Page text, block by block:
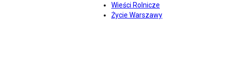
Wieści Rolnicze
Życie Warszawy